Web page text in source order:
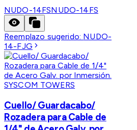
NUDO-14FSNUDO-14FS
Reemplazo sugerido: NUDO-
14-FJG
SYSCOM TOWERS
Cuello/ Guardacabo/
Rozadera para Cable de